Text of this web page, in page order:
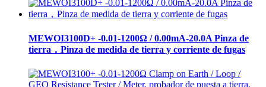
MEWOI3100D+ -0.01-1200Ω / 0.00mA-20.0A Pinza de
tierra，Pinza de medida de tierra y corriente de fugas